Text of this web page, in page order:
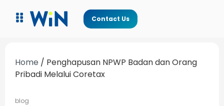
Contact Us
Home / Penghapusan NPWP Badan dan Orang
Pribadi Melalui Coretax
blog